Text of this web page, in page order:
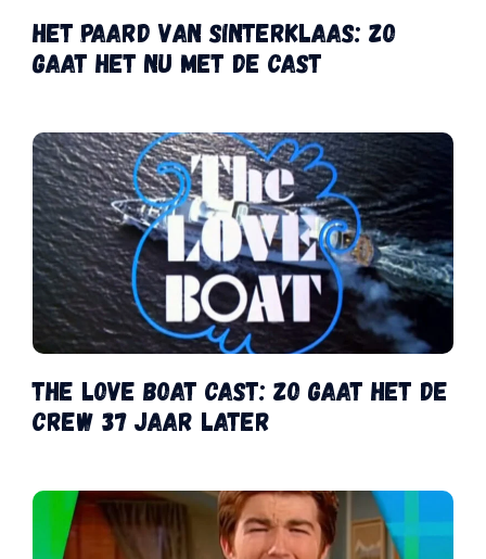
Het Paard van Sinterklaas: zo
gaat het nu met de cast
The Love Boat cast: zo gaat het de
crew 37 jaar later